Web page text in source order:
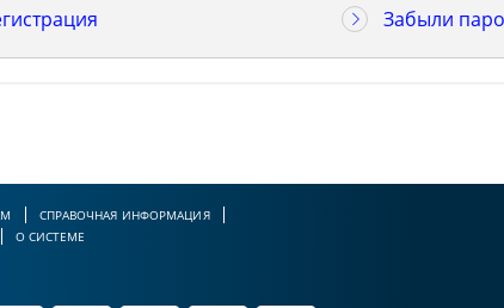
Забыли
СПРАВОЧНАЯ ИНФОРМАЦИЯ
О СИСТЕМЕ